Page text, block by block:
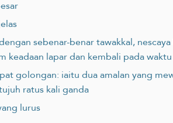
sebenar-benar tawakkal,
lapar dan kembali pada
golongan: iaitu dua amalan yang
ratus kali ganda
lurus